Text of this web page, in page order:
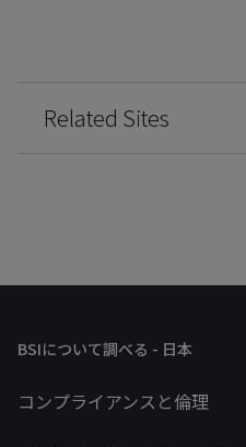
Related Sites
BSIについて調べる - 日本
コンプライアンスと倫理